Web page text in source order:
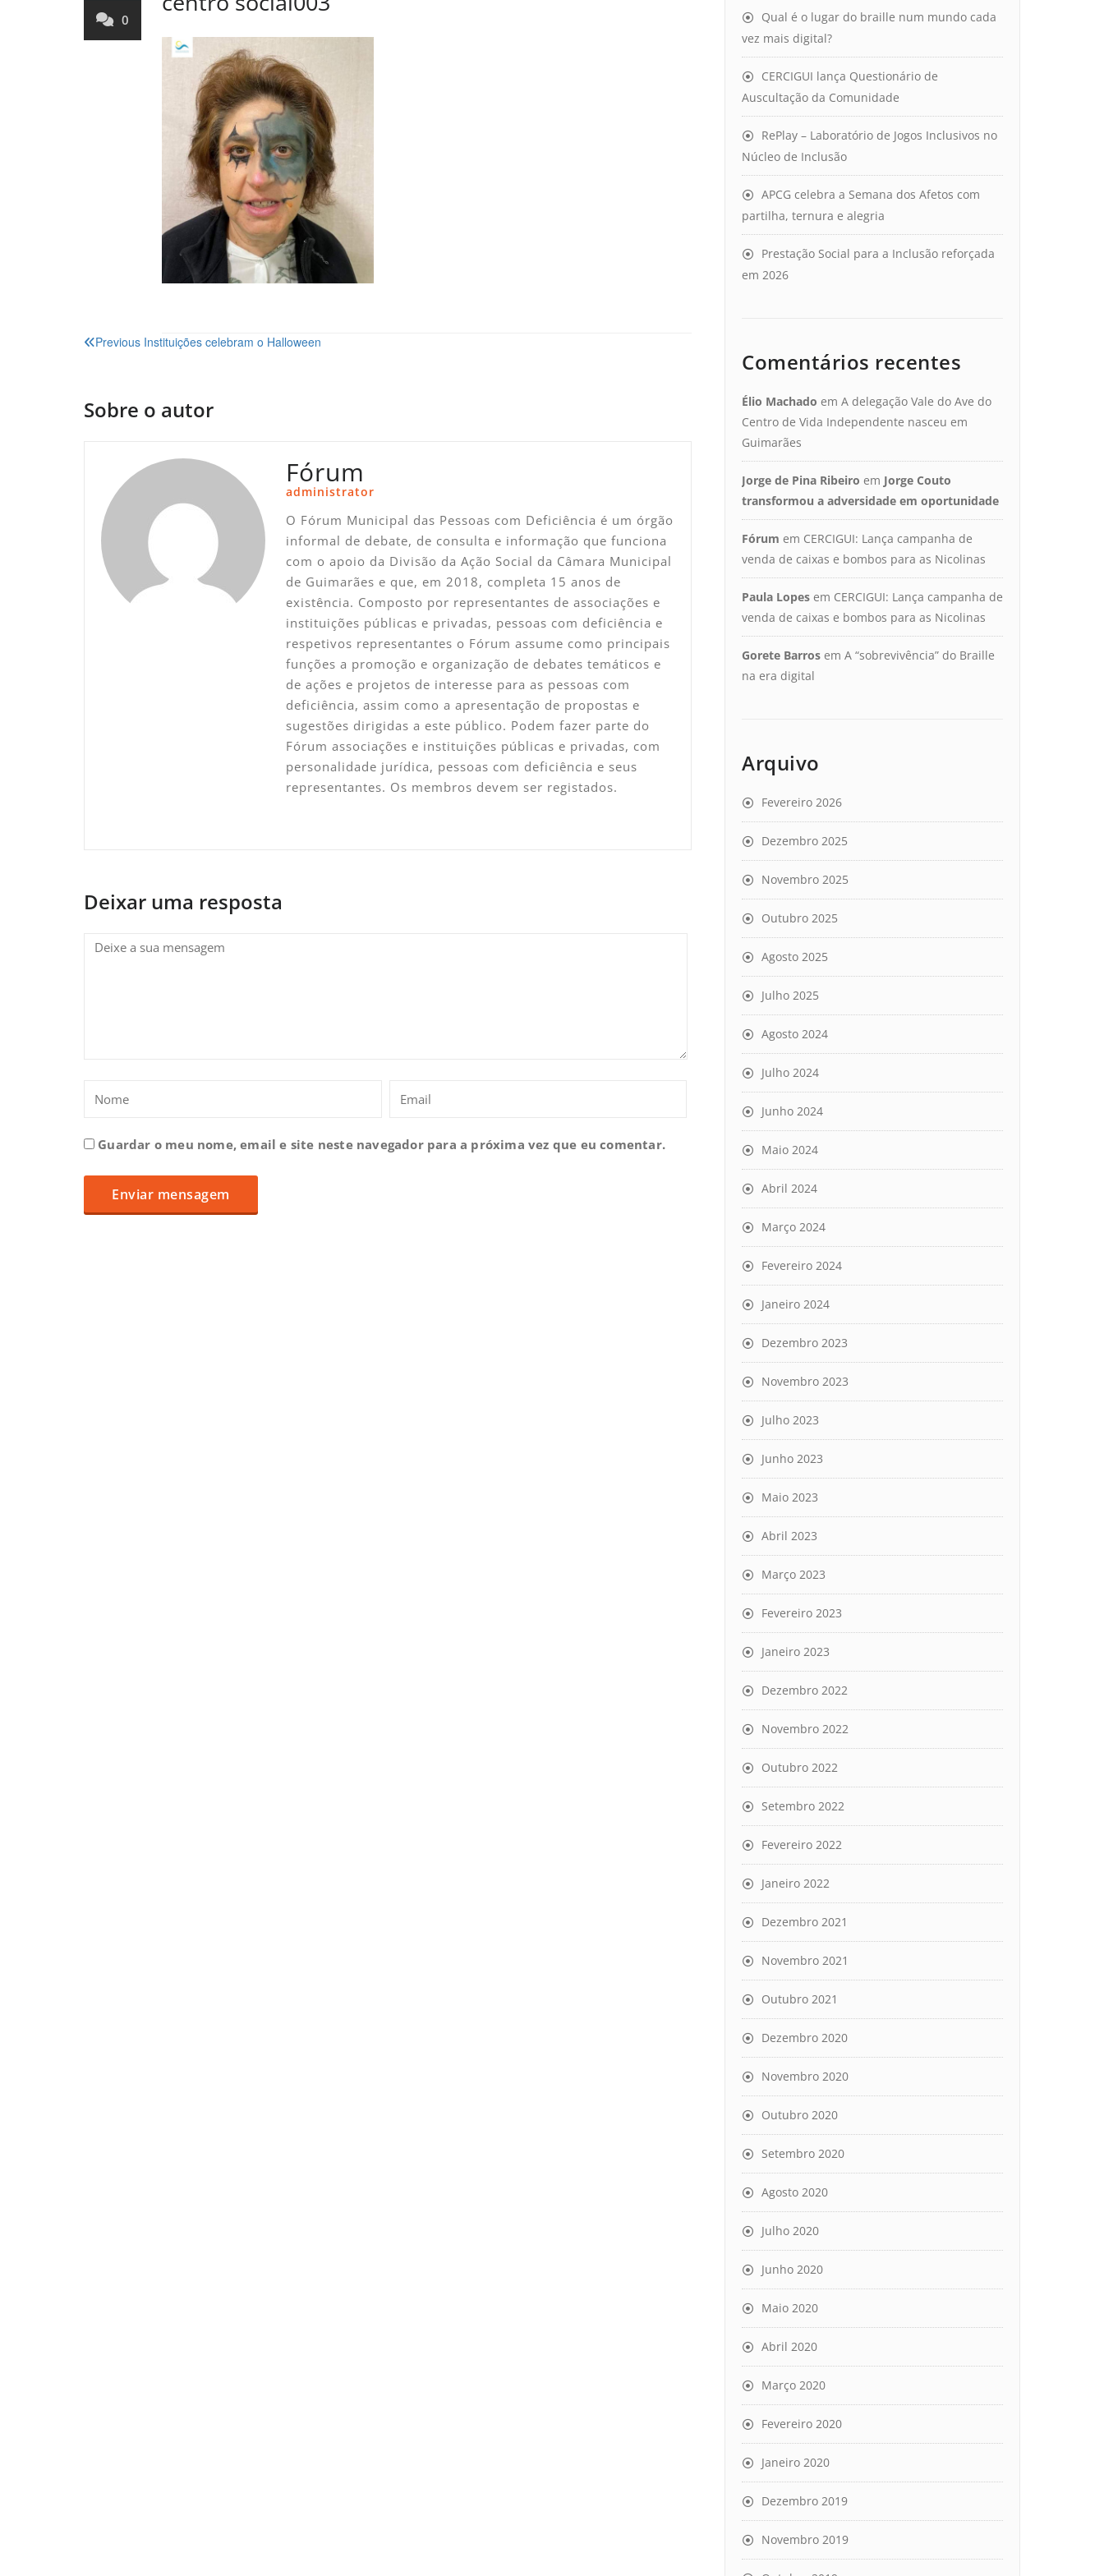
0
Navegação
artigos
Previous Instituições celebram o Halloween
Sobre o autor
Fórum
administrator
O Fórum Municipal das Pessoas com Deficiência é um órgão
informal de debate, de consulta e informação que funciona
com o apoio da Divisão da Ação Social da Câmara Municipal
de Guimarães e que, em 2018, completa 15 anos de
existência. Composto por representantes de associações e
instituições públicas e privadas, pessoas com deficiência e
respetivos representantes o Fórum assume como principais
funções a promoção e organização de debates temáticos e
de ações e projetos de interesse para as pessoas com
deficiência, assim como a apresentação de propostas e
sugestões dirigidas a este público. Podem fazer parte do
Fórum associações e instituições públicas e privadas, com
personalidade jurídica, pessoas com deficiência e seus
representantes. Os membros devem ser registados.
Deixar uma resposta
Guardar o meu nome, email e site neste navegador para a próxima vez que eu comentar.
Qual é o lugar do braille num mundo cada
vez mais digital?
CERCIGUI lança Questionário de
Auscultação da Comunidade
RePlay – Laboratório de Jogos Inclusivos no
Núcleo de Inclusão
APCG celebra a Semana dos Afetos com
partilha, ternura e alegria
Prestação Social para a Inclusão reforçada
em 2026
Comentários recentes
Élio Machado em A delegação Vale do Ave do
Centro de Vida Independente nasceu em
Guimarães
Jorge de Pina Ribeiro em Jorge Couto
transformou a adversidade em oportunidade
Fórum em CERCIGUI: Lança campanha de
venda de caixas e bombos para as Nicolinas
Paula Lopes em CERCIGUI: Lança campanha de
venda de caixas e bombos para as Nicolinas
Gorete Barros em A “sobrevivência” do Braille
na era digital
Arquivo
Fevereiro 2026
Dezembro 2025
Novembro 2025
Outubro 2025
Agosto 2025
Julho 2025
Agosto 2024
Julho 2024
Junho 2024
Maio 2024
Abril 2024
Março 2024
Fevereiro 2024
Janeiro 2024
Dezembro 2023
Novembro 2023
Julho 2023
Junho 2023
Maio 2023
Abril 2023
Março 2023
Fevereiro 2023
Janeiro 2023
Dezembro 2022
Novembro 2022
Outubro 2022
Setembro 2022
Fevereiro 2022
Janeiro 2022
Dezembro 2021
Novembro 2021
Outubro 2021
Dezembro 2020
Novembro 2020
Outubro 2020
Setembro 2020
Agosto 2020
Julho 2020
Junho 2020
Maio 2020
Abril 2020
Março 2020
Fevereiro 2020
Janeiro 2020
Dezembro 2019
Novembro 2019